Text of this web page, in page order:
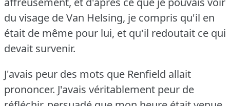
du visage de Van Helsing, je compris qu'il en
était de même pour lui, et qu'il redoutait ce qui
devait survenir.
J'avais peur des mots que Renfield allait
prononcer. J'avais véritablement peur de